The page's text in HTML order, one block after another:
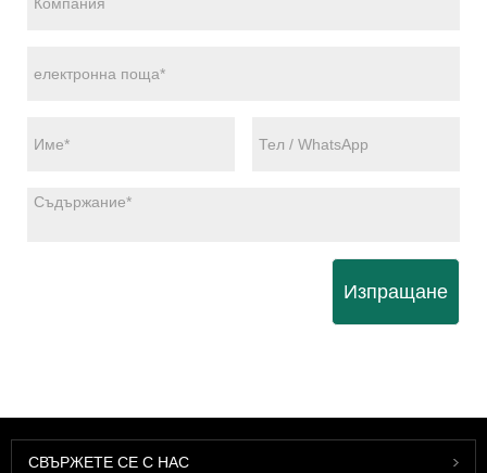
Изпращане
СВЪРЖЕТЕ СЕ С НАС